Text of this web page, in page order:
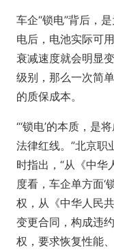
车企“锁电”背后，
电后，电池实际可
衰减速度就会明显
级别，那么一次简
的质保成本。
“‘锁电’的本质，是
法律红线。”北京职
时指出，“从《中华
度看，车企单方面‘
权，从《中华人民
变更合同，构成违
权，要求恢复性能